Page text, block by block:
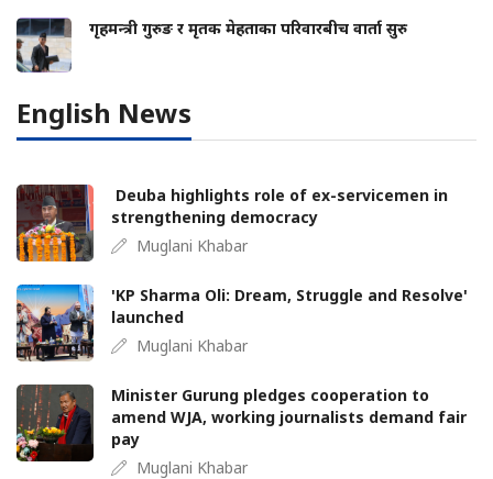
गृहमन्त्री गुरुङ र मृतक मेहताका परिवारबीच वार्ता सुरु
English News
Deuba highlights role of ex-servicemen in
strengthening democracy
Muglani Khabar
'KP Sharma Oli: Dream, Struggle and Resolve'
launched
Muglani Khabar
Minister Gurung pledges cooperation to
amend WJA, working journalists demand fair
pay
Muglani Khabar